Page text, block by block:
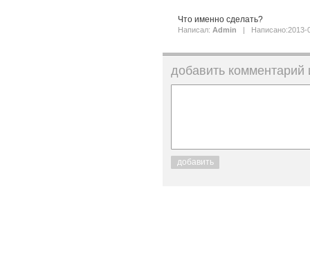
Что именно сделать?
Написал: Admin |
добавить
добавить